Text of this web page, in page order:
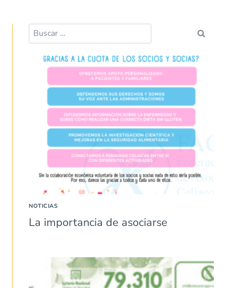
NOTICIAS
La importancia de asociarse